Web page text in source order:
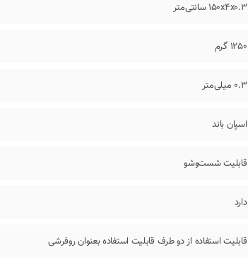
150x4x0.3 سانتی‌متر
1250 گرم
0.3 میلی‌متر
اسپان باند
قابلیت شست‌وشو
دارد
قابلیت استفاده از دو طرف قابلیت استفاده بعنوان روفرشی